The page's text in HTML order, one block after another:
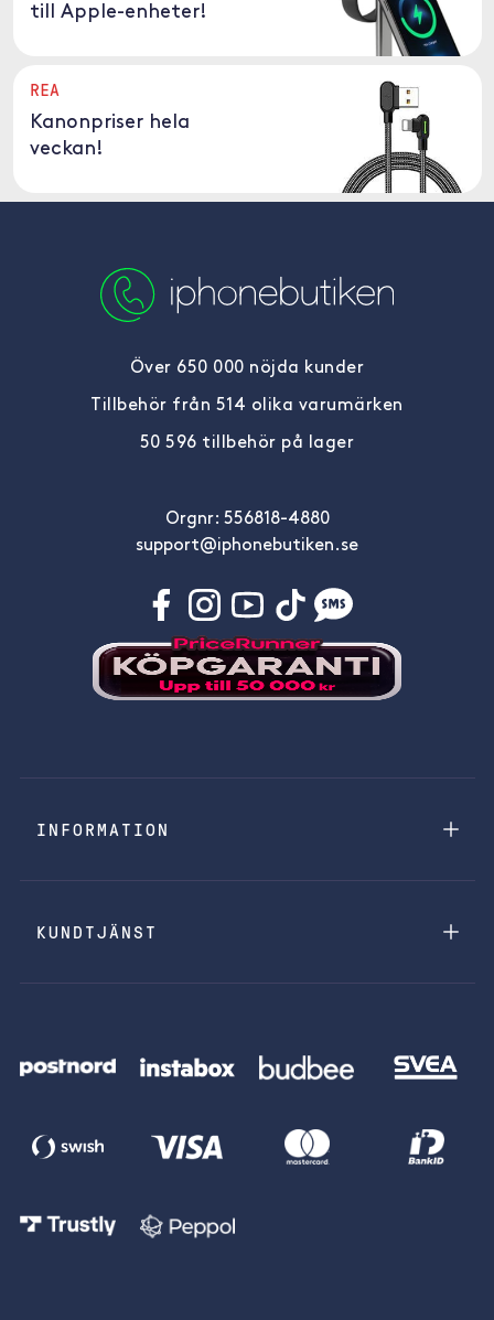
till Apple-enheter!
REA
Kanonpriser hela
veckan!
Över 650 000 nöjda kunder
Tillbehör från 514 olika varumärken
50 596 tillbehör på lager
Orgnr: 556818-4880
support@iphonebutiken.se
INFORMATION
KUNDTJÄNST